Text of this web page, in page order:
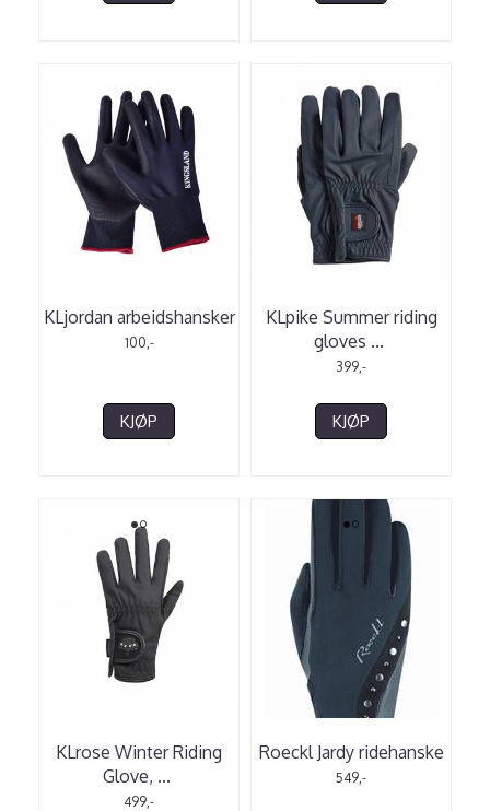
KLjordan arbeidshansker
100,-
KJØP
KLpike Summer riding
gloves ...
399,-
KJØP
KLrose Winter Riding
Glove, ...
499,-
Roeckl Jardy ridehanske
549,-